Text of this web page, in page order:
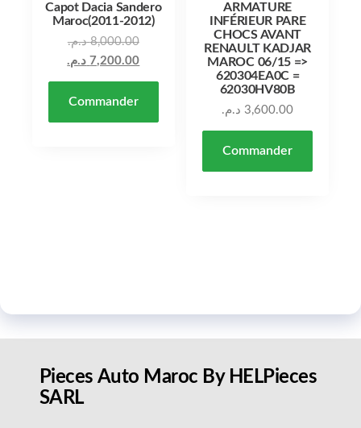
Capot Dacia Sandero
Maroc(2011-2012)
8,000.00 د.م.
7,200.00 د.م. Le prix actuel est : 7,200.00 د.م..
Commander
ARMATURE
INFÉRIEUR PARE
CHOCS AVANT
RENAULT KADJAR
MAROC 06/15 =>
620304EA0C =
62030HV80B
3,600.00 د.م.
Commander
Pieces Auto Maroc By HELPieces
SARL